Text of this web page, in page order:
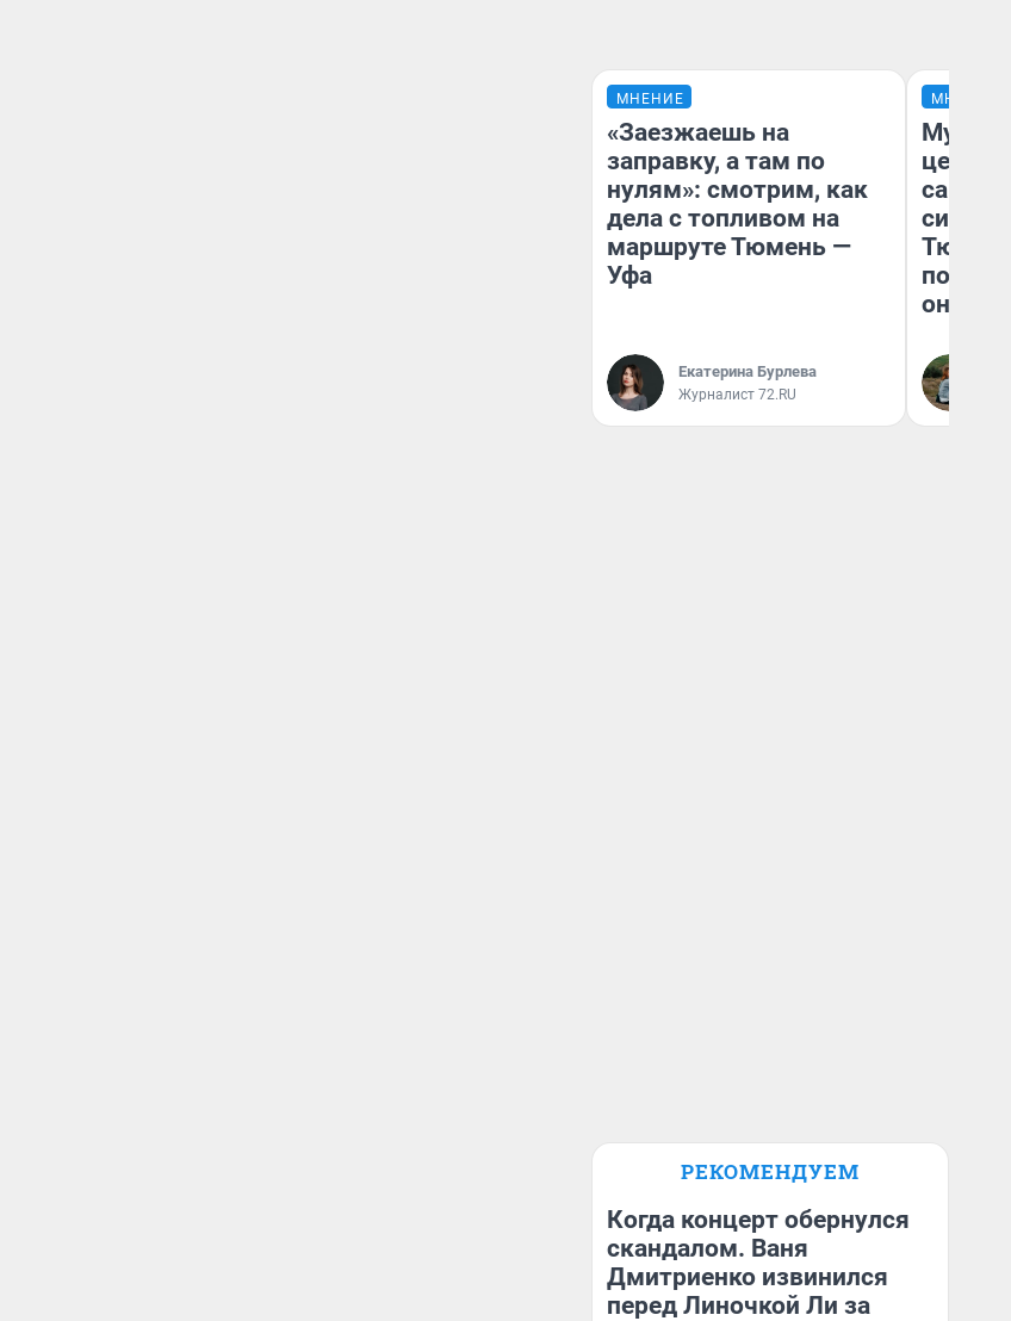
МНЕНИЕ
«Заезжаешь на
заправку, а там по
нулям»: смотрим, как
дела с топливом на
маршруте Тюмень —
Уфа
Екатерина Бурлева
Журналист 72.RU
МНЕНИЕ
Музей
они
РЕКОМЕНДУЕМ
Когда концерт обернулся
скандалом. Ваня
Дмитриенко извинился
перед Линочкой Ли за